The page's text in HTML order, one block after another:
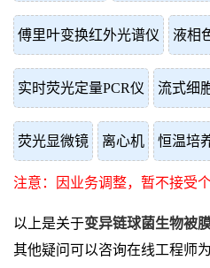
傅里叶变换红外光谱仪 液相
实时荧光定量PCR仪 流式细
荧光显微镜 离心机 恒温培
注意：因业务调整，暂不接受
以上是关于变异链球菌生物被
其他疑问可以咨询在线工程师为